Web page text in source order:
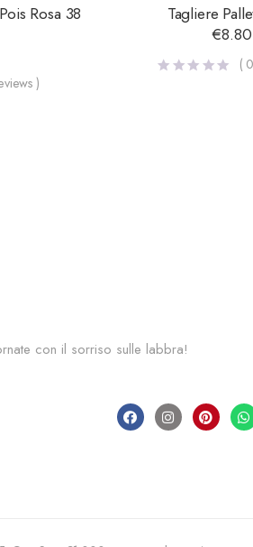
Rosa 38
)
Tagliere
€8.80
( 0
con il sorriso sulle labbra!